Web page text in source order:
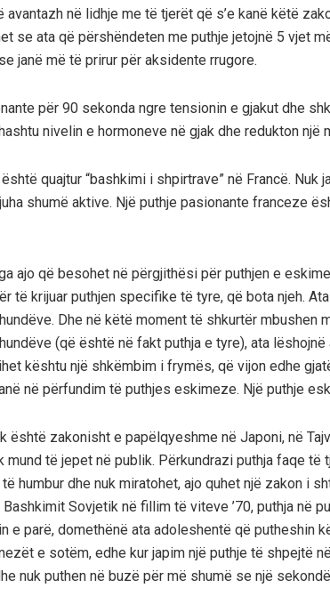
avantazh në lidhje me të tjerët që s’e kanë këtë
se ata që përshëndeten me puthje jetojnë 5 vjet
janë më të prirur për aksidente rrugore.
për 90 sekonda ngre tensionin e gjakut dhe
nivelin e hormoneve në gjak dhe redukton një
quajtur “bashkimi i shpirtrave” në Francë. Nuk
shumë aktive. Një puthje pasionante franceze
ajo që besohet në përgjithësi për puthjen e
të krijuar puthjen specifike të tyre, që bota njeh.
Dhe në këtë moment të shkurtër mbushen
(që është në fakt puthja e tyre), ata
kështu një shkëmbim i frymës, që vijon edhe
në përfundim të puthjes eskimeze. Një puthje
është zakonisht e papëlqyeshme në Japoni, në
mund të jepet në publik. Përkundrazi puthja faqe
humbur dhe nuk miratohet, ajo quhet një zakon i
Sovjetik në fillim të viteve ’70, puthja në
e parë, domethënë ata adoleshentë që putheshin
e sotëm, edhe kur japim një puthje të shpejtë
nuk puthen në buzë për më shumë se një